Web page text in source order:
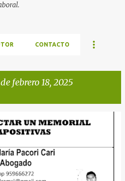
CONTACTO
febrero 18, 2025